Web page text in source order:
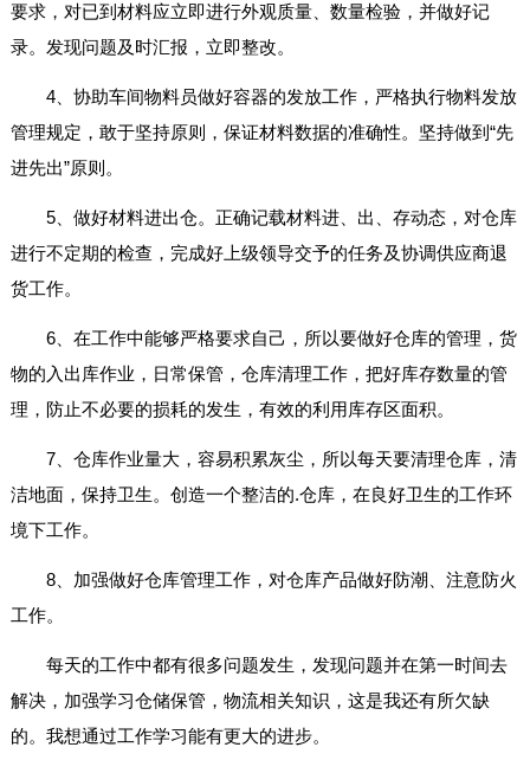
要求，对已到材料应立即进行外观质量、数量检验，并做好记
录。发现问题及时汇报，立即整改。
4、协助车间物料员做好容器的发放工作，严格执行物料发放
管理规定，敢于坚持原则，保证材料数据的准确性。坚持做到“先
进先出”原则。
5、做好材料进出仓。正确记载材料进、出、存动态，对仓库
进行不定期的检查，完成好上级领导交予的任务及协调供应商退
货工作。
6、在工作中能够严格要求自己，所以要做好仓库的管理，货
物的入出库作业，日常保管，仓库清理工作，把好库存数量的管
理，防止不必要的损耗的发生，有效的利用库存区面积。
7、仓库作业量大，容易积累灰尘，所以每天要清理仓库，清
洁地面，保持卫生。创造一个整洁的.仓库，在良好卫生的工作环
境下工作。
8、加强做好仓库管理工作，对仓库产品做好防潮、注意防火
工作。
每天的工作中都有很多问题发生，发现问题并在第一时间去
解决，加强学习仓储保管，物流相关知识，这是我还有所欠缺
的。我想通过工作学习能有更大的进步。